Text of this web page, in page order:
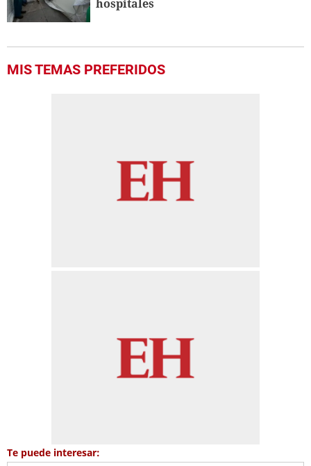
hospitales
MIS TEMAS PREFERIDOS
Te puede interesar: